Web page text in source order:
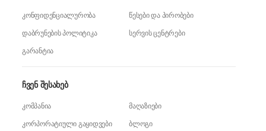
ჩვენ შესახებ
კომპანია
მაღაზიები
კორპორატიული გაყიდვები
ბლოგი
კონფიდენციალურობა
წესები და პირობები
დაბრუნების პოლიტიკა
სერვის ცენტრები
გარანტია